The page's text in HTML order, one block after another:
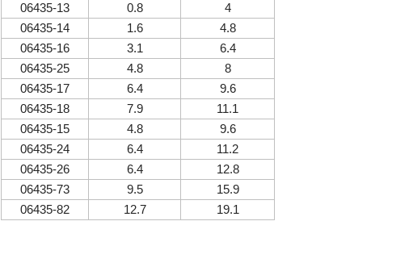
06435-13
0.8
4
06435-14
1.6
4.8
06435-16
3.1
6.4
06435-25
4.8
8
06435-17
6.4
9.6
06435-18
7.9
11.1
06435-15
4.8
9.6
06435-24
6.4
11.2
06435-26
6.4
12.8
06435-73
9.5
15.9
06435-82
12.7 19.1